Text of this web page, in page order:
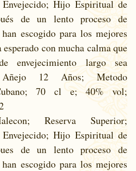
Envejecido; Hijo Espiritual de
de un lento proceso de
escogido para los mejores
con mucha calma que
envejecimiento largo sea
Añejo 12 Años; Metodo
70 cl e; 40% vol;
Reserva Superior;
Envejecido; Hijo Espiritual de
de un lento proceso de
escogido para los mejores